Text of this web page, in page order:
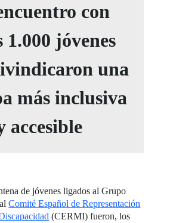
con
1.000 jóvenes
una
más inclusiva
accesible
de jóvenes ligados al Grupo
Comité Español de Representación
(CERMI) fueron, los